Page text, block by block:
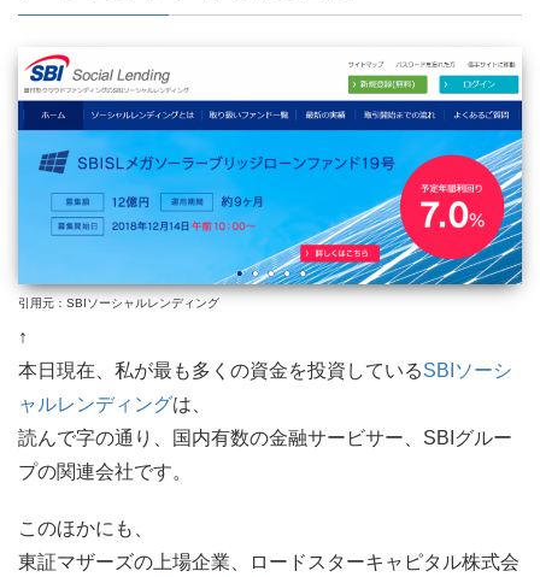
引用元：SBIソーシャルレンディング
↑
本日現在、私が最も多くの資金を投資しているSBIソーシ
ャルレンディングは、
読んで字の通り、国内有数の金融サービサー、SBIグルー
プの関連会社です。
このほかにも、
東証マザーズの上場企業、ロードスターキャピタル株式会